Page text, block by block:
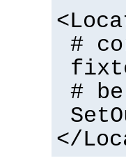
#
#
</